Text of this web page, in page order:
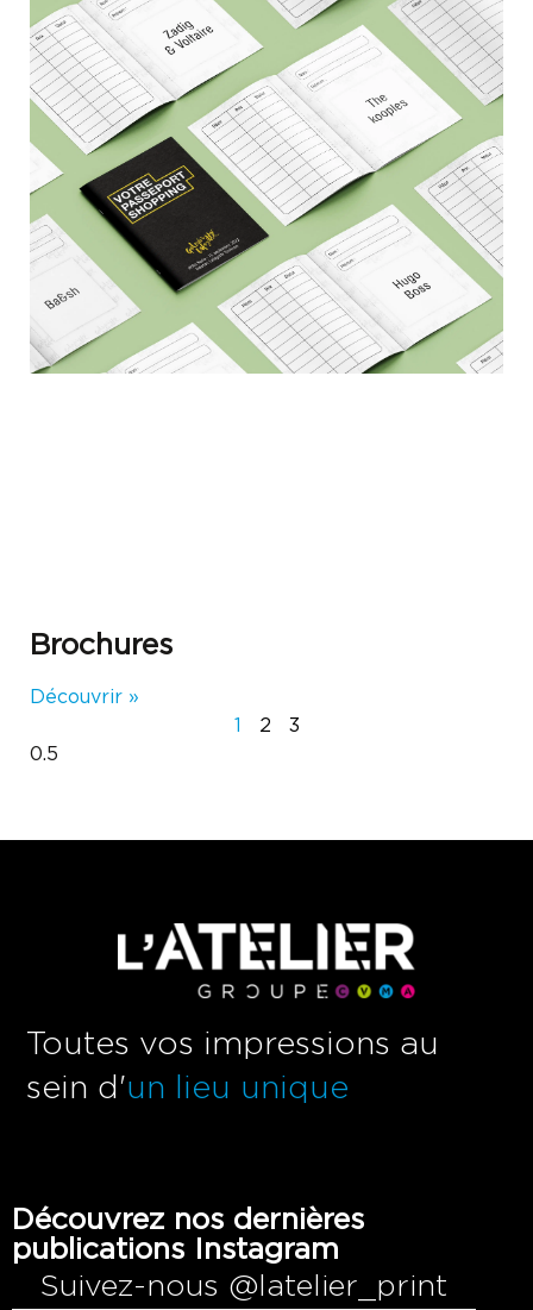
Brochures
Découvrir »
1
2 3
Toutes vos impressions au
sein d'un lieu unique
Découvrez nos dernières
publications Instagram
Suivez-nous @latelier_print